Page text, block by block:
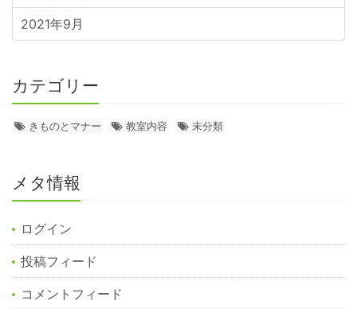
2021年9月
カテゴリー
きものとマナー 教室内容 未分類
メタ情報
ログイン
投稿フィード
コメントフィード